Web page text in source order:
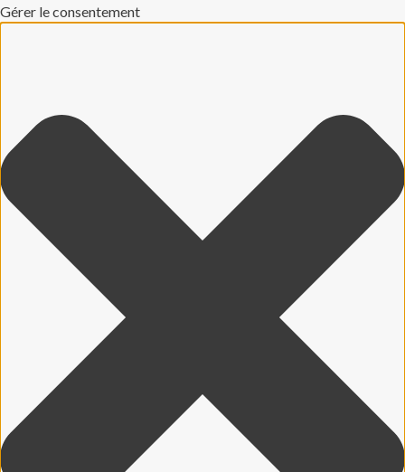
Gérer le consentement